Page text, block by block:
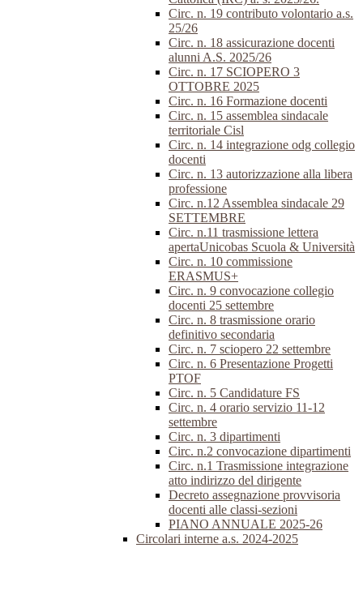
Circ. n. 19 contributo volontario a.s.
25/26
Circ. n. 18 assicurazione docenti
alunni A.S. 2025/26
Circ. n. 17 SCIOPERO 3
OTTOBRE 2025
Circ. n. 16 Formazione docenti
Circ. n. 15 assemblea sindacale
territoriale Cisl
Circ. n. 14 integrazione odg collegio
docenti
Circ. n. 13 autorizzazione alla libera
professione
Circ. n.12 Assemblea sindacale 29
SETTEMBRE
Circ. n.11 trasmissione lettera
apertaUnicobas Scuola & Università
Circ. n. 10 commissione
ERASMUS+
Circ. n. 9 convocazione collegio
docenti 25 settembre
Circ. n. 8 trasmissione orario
definitivo secondaria
Circ. n. 7 sciopero 22 settembre
Circ. n. 6 Presentazione Progetti
PTOF
Circ. n. 5 Candidature FS
Circ. n. 4 orario servizio 11-12
settembre
Circ. n. 3 dipartimenti
Circ. n.2 convocazione dipartimenti
Circ. n.1 Trasmissione integrazione
atto indirizzo del dirigente
Decreto assegnazione provvisoria
docenti alle classi-sezioni
PIANO ANNUALE 2025-26
Circolari interne a.s. 2024-2025